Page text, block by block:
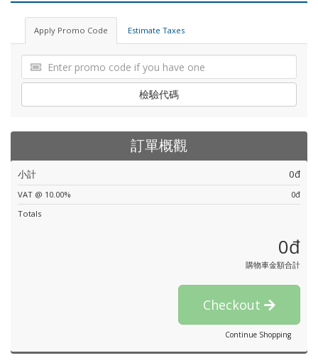
Apply Promo Code Estimate Taxes
檢驗代碼
訂單概觀
小計 0đ
VAT @ 10.00%
0đ
Totals
0đ
購物車金額合計
Checkout
Continue Shopping